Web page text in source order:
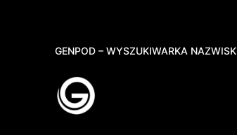
GENPOD – WYSZUKIWARKA NAZWISK